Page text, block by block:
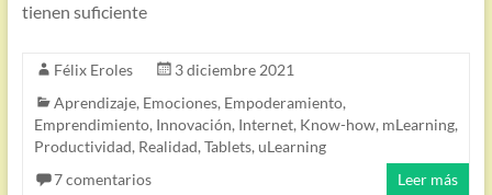
tienen suficiente
Félix Eroles
3 diciembre 2021
Aprendizaje, Emociones, Empoderamiento,
Emprendimiento, Innovación, Internet, Know-how, mLearning,
Productividad, Realidad, Tablets, uLearning
7 comentarios
Leer más